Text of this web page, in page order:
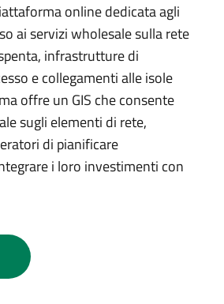
online dedicata agli
ai servizi wholesale sulla rete
infrastrutture di
e collegamenti alle isole
offre un GIS che consente
sugli elementi di rete,
di pianificare
i loro investimenti con